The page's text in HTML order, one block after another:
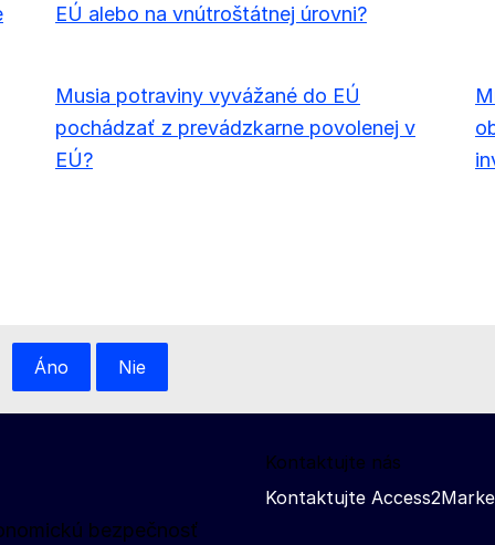
EÚ alebo na vnútroštátnej úrovni?
Musia potraviny vyvážané do EÚ
pochádzať z prevádzkarne povolenej v
EÚ?
Áno Nie
bezpečnosť
Kontaktujte nás
Kontaktujte